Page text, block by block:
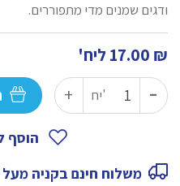
ודגים שמנים מדי מתפוררים.
17.00 ₪ ליח'
-
כמות
של
יח' +
הוסף
משלוח חינם בקניה מעל 299 ₪